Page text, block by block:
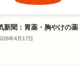
新聞：胃薬・胸やけの薬
年4月17日